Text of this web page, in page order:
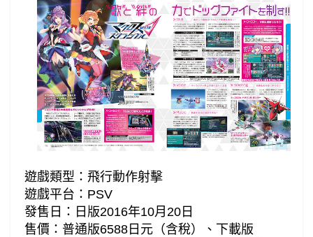
遊戲類型：飛行動作射擊
遊戲平台：PSV
發售日：日版2016年10月20日
售價：普通版6588日元（含稅）、下載版